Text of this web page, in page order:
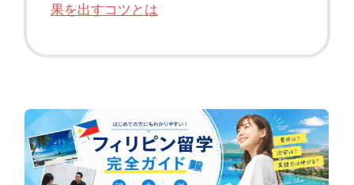
果を出すコツとは